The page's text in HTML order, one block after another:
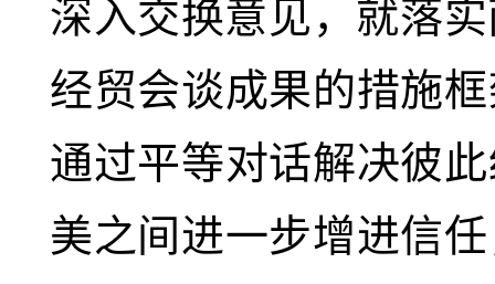
深入交换意见，就落
经贸会谈成果的措施
通过平等对话解决彼
美之间进一步增进信